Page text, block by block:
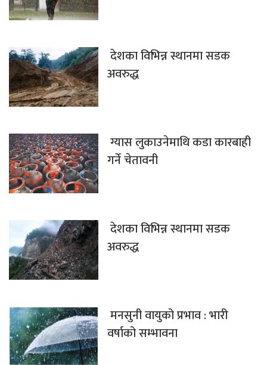
देशका विभिन्न स्थानमा सडक
अवरुद्ध
ग्यास लुकाउनेमाथि कडा कारबाही
गर्ने चेतावनी
देशका विभिन्न स्थानमा सडक
अवरुद्ध
मनसुनी वायुको प्रभाव : भारी
वर्षाको सम्भावना